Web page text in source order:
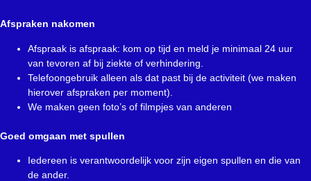
Afspraken nakomen
Afspraak is afspraak: kom op tijd en meld je minimaal 24 uur
van tevoren af bij ziekte of verhindering.
Telefoongebruik alleen als dat past bij de activiteit (we maken
hierover afspraken per moment).
We maken geen foto’s of filmpjes van anderen
Goed omgaan met spullen
Iedereen is verantwoordelijk voor zijn eigen spullen en die van
de ander.